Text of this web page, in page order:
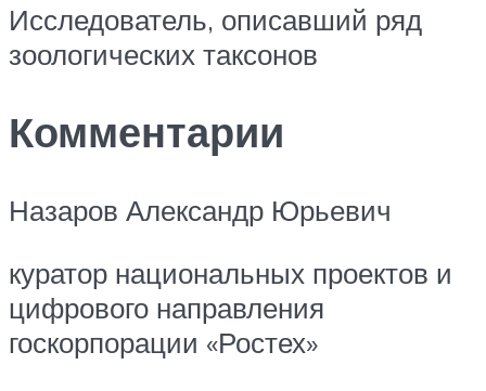
Исследователь, описавший ряд
зоологических таксонов
Комментарии
Назаров Александр Юрьевич
куратор национальных проектов и
цифрового направления
госкорпорации «Ростех»